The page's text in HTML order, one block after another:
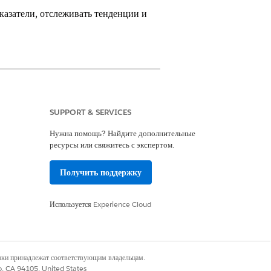
отслеживать тенденции и
полям и записям или если права и
связанных с нарушениями
об уровне обслуживания на
Дополнительную информацию см. в
решения и производительности
проблемы, анализировать коренные
SUPPORT & SERVICES
Нужна помощь? Найдите дополнительные
ресурсы или свяжитесь с экспертом.
Получить поддержку
Используется Experience Cloud
соответствующим владельцам.
CA 94105, United States